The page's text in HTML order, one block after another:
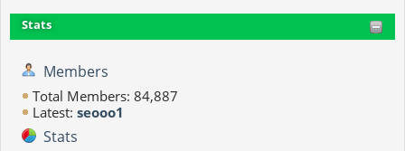
Stats
Members
Total Members: 84,887
Latest: seooo1
Stats